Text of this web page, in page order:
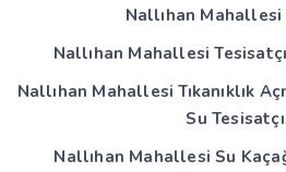
Nallıhan Mahallesi
Nallıhan Mahallesi
Nallıhan Mahallesi Tıkanıklık
Su
Nallıhan Mahallesi Su